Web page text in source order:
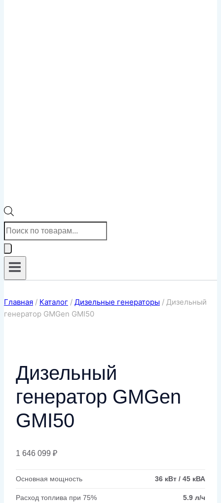
Поиск
товаров
Главная / Каталог / Дизельные генераторы / Дизельный
генератор GMGen GMI50
Дизельный
генератор GMGen
GMI50
1 646 099 ₽
Основная мощность 36 кВт / 45 кВА
Расход топлива при 75% 5.9 л/ч